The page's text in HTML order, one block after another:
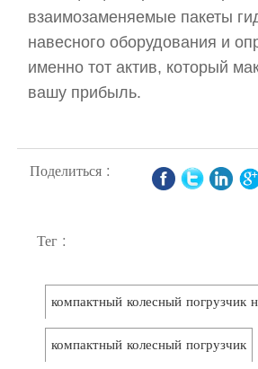
взаимозаменяемые пакеты
навесного оборудования и
именно тот актив, который
вашу прибыль.
Поделиться :
Тег :
компактный колесный погрузчик
компактный колесный погрузчик